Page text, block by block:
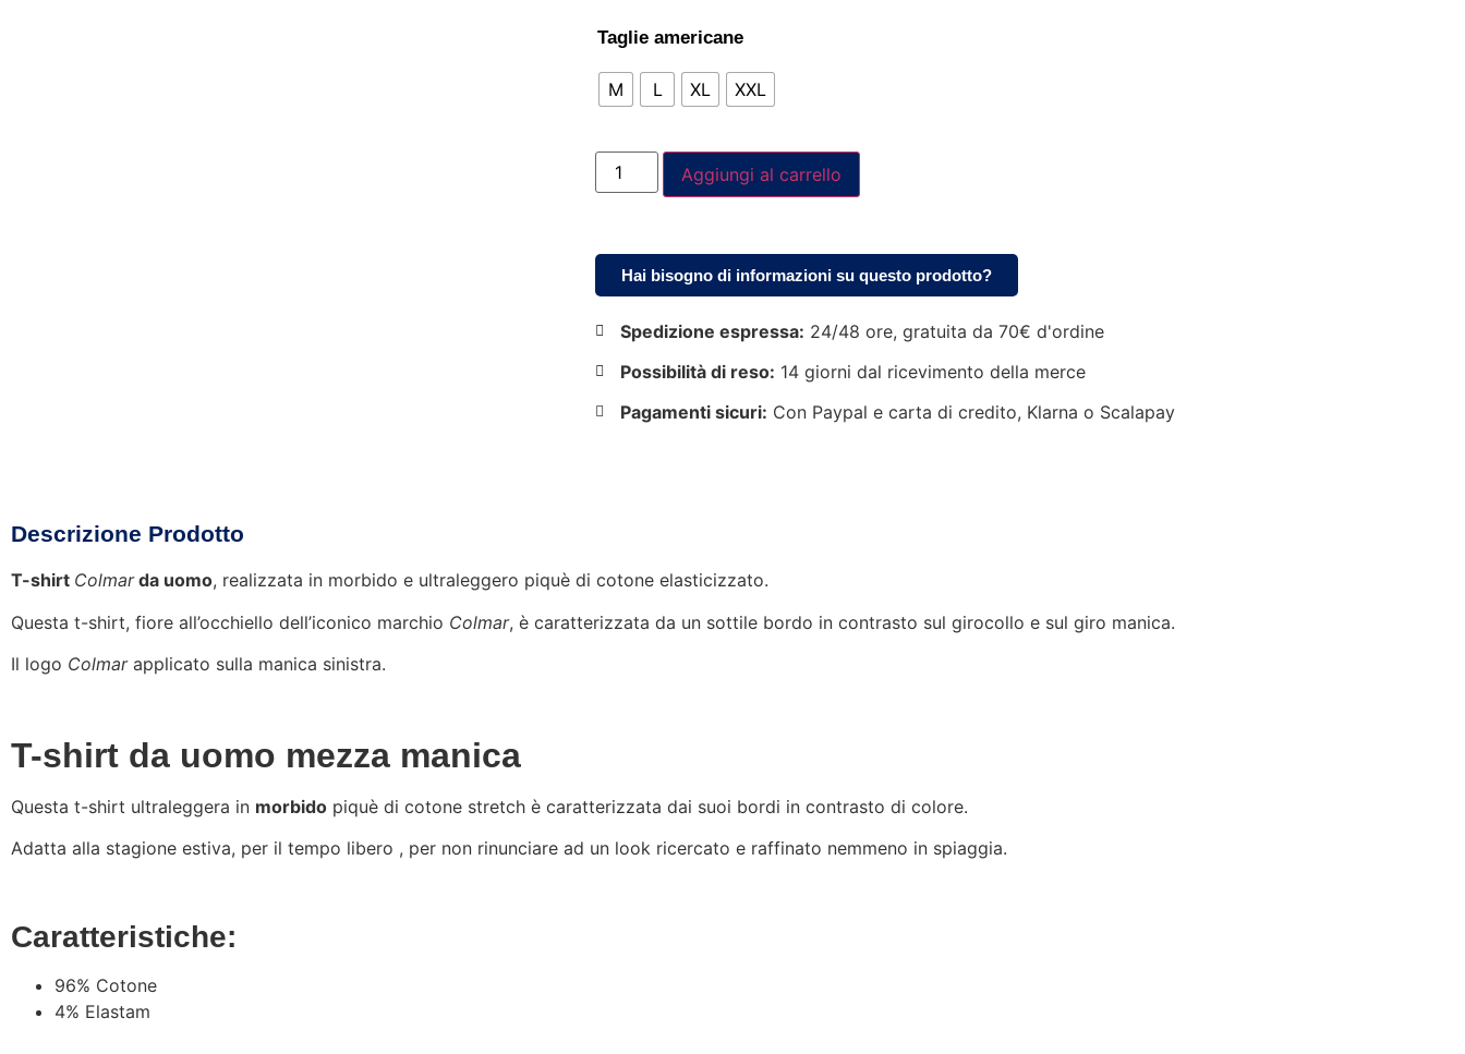
Taglie americane
M L XL XXL
Aggiungi al carrello
Hai bisogno di informazioni su questo prodotto?
Spedizione espressa: 24/48 ore, gratuita da 70€ d'ordine
Possibilità di reso: 14 giorni dal ricevimento della merce
Pagamenti sicuri: Con Paypal e carta di credito, Klarna o Scalapay
Descrizione Prodotto
T-shirt Colmarda uomo, realizzata in morbido e ultraleggero piquè di cotone elasticizzato.
Questa t-shirt, fiore all’occhiello dell’iconico marchio Colmar, è caratterizzata da un sottile bordo in contrasto sul girocollo e sul giro manica.
Il logo Colmarapplicato sulla manica sinistra.
T-shirt da uomo mezza manica
Questa t-shirt ultraleggera in morbido piquè di cotone stretch è caratterizzata dai suoi bordi in contrasto di colore.
Adatta alla stagione estiva, per il tempo libero , per non rinunciare ad un look ricercato e raffinato nemmeno in spiaggia.
Caratteristiche:
96% Cotone
4% Elastam